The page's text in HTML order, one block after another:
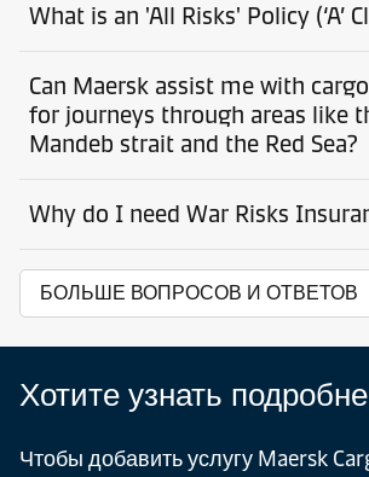
What is an 'All Risks' Policy (‘A’
Can Maersk assist me with
for journeys through areas like
Mandeb strait and the Red Sea?
Why do I need War Risks
БОЛЬШЕ ВОПРОСОВ И ОТВЕТОВ
Хотите узнать
Чтобы добавить услугу Maersk